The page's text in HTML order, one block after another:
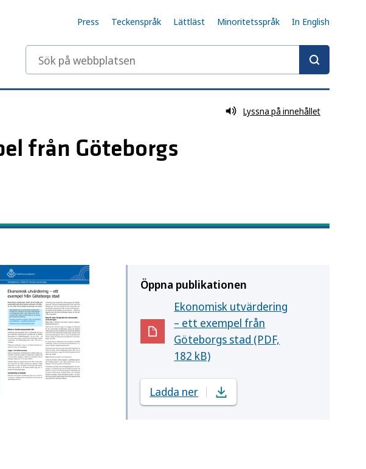
Press Teckenspråk Lättläst Minoritetsspråk In English
Sök på webbplatsen
Lyssna på innehållet
från Göteborgs
Öppna publikationen
Ekonomisk utvärdering
– ett exempel från
Göteborgs stad (PDF,
182 kB)
(Öppnas i nytt fönster)
Ladda ner